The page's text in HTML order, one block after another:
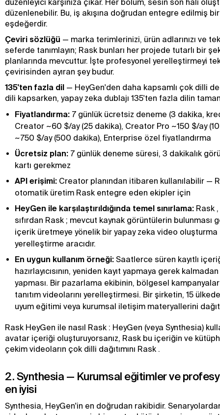
düzenleyici karşınıza çıkar. Her bölüm, sesin son hali
düzenlenebilir. Bu, iş akışına doğrudan entegre edilmiş
eşdeğerdir.
Çeviri sözlüğü — marka terimlerinizi, ürün adlarınızı ve
seferde tanımlayın; Rask bunları her projede tutarlı bir
planlarında mevcuttur. İşte profesyonel yerelleştirmeyi
çevirisinden ayıran şey budur.
135'ten fazla dil — HeyGen'den daha kapsamlı çok dilli
dili kapsarken, yapay zeka dublajı 135'ten fazla dilin
Fiyatlandırma: 7 günlük ücretsiz deneme (3 dakika,
Creator ~60 $/ay (25 dakika), Creator Pro ~150 $/ay
~750 $/ay (500 dakika), Enterprise özel fiyatlandırma
Ücretsiz plan: 7 günlük deneme süresi, 3 dakikalık
kartı gerekmez
API erişimi: Creator planından itibaren kullanılabilir —
otomatik üretim Rask entegre eden ekipler için
HeyGen ile karşılaştırıldığında temel sınırlama: Rask
sıfırdan Rask ; mevcut kaynak görüntülerin bulunması
içerik üretmeye yönelik bir yapay zeka video oluşturma
yerelleştirme aracıdır.
En uygun kullanım örneği: Saatlerce süren kayıtlı
hazırlayıcısının, yeniden kayıt yapmaya gerek
yapması. Bir pazarlama ekibinin, bölgesel kampanyalar
tanıtım videolarını yerelleştirmesi. Bir şirketin, 15
uyum eğitimi veya kurumsal iletişim materyallerini
Rask HeyGen ile nasıl Rask : HeyGen (veya Synthesia)
avatar içeriği oluşturuyorsanız, Rask bu içeriğin ve
çekim videoların çok dilli dağıtımını Rask .
2. Synthesia — Kurumsal eğitimler ve
en iyisi
Synthesia, HeyGen'in en doğrudan rakibidir.